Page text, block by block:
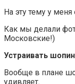
На эту тему у
Как мы делали
Московские!)
Устраивать
Вообще в плане
удивляет.